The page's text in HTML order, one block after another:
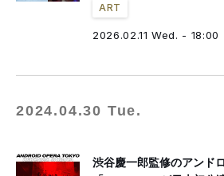
ART
2026.02.11 Wed. - 18:00
2024.04.30 Tue.
渋谷慶一郎監修のアンド